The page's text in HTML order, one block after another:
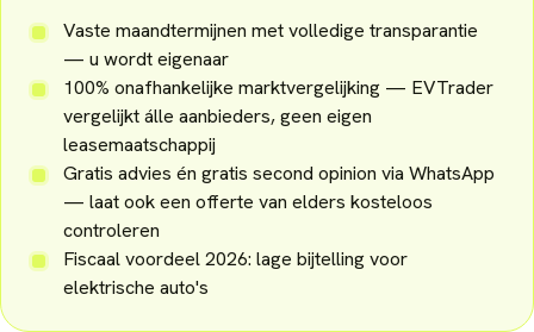
Vaste maandtermijnen met volledige transparantie
— u wordt eigenaar
100% onafhankelijke marktvergelijking — EVTrader
vergelijkt álle aanbieders, geen eigen
leasemaatschappij
Gratis advies én gratis second opinion via WhatsApp
— laat ook een offerte van elders kosteloos
controleren
Fiscaal voordeel 2026: lage bijtelling voor
elektrische auto's